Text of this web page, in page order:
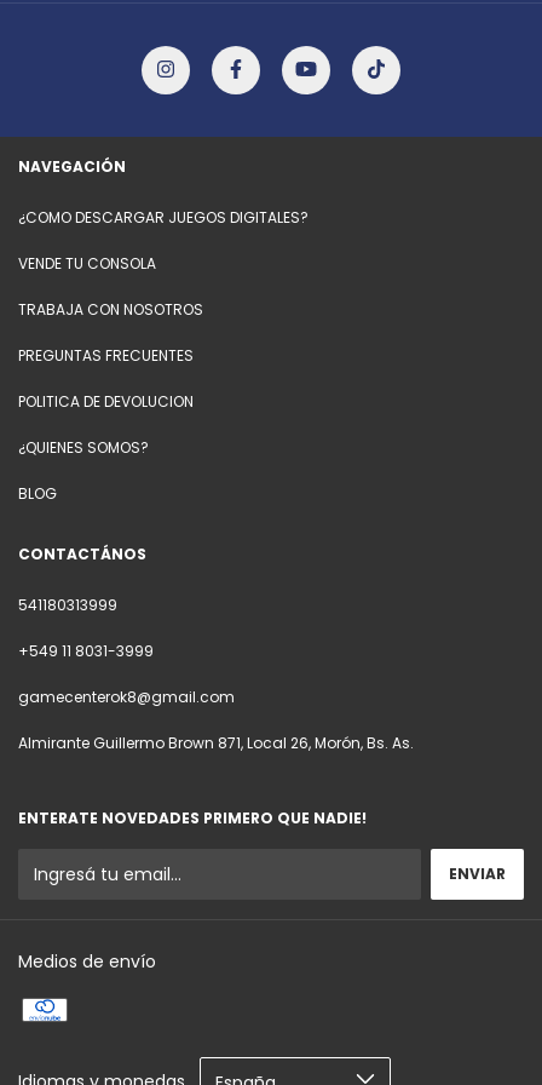
NAVEGACIÓN
¿COMO DESCARGAR JUEGOS DIGITALES?
VENDE TU CONSOLA
TRABAJA CON NOSOTROS
PREGUNTAS FRECUENTES
POLITICA DE DEVOLUCION
¿QUIENES SOMOS?
BLOG
CONTACTÁNOS
541180313999
+549 11 8031-3999
gamecenterok8@gmail.com
Almirante Guillermo Brown 871, Local 26, Morón, Bs. As.
ENTERATE NOVEDADES PRIMERO QUE NADIE!
Medios de envío